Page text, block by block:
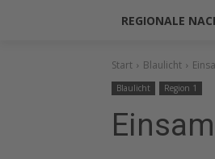
REGIONALE
Start Blaulicht
Blaulicht Region 1